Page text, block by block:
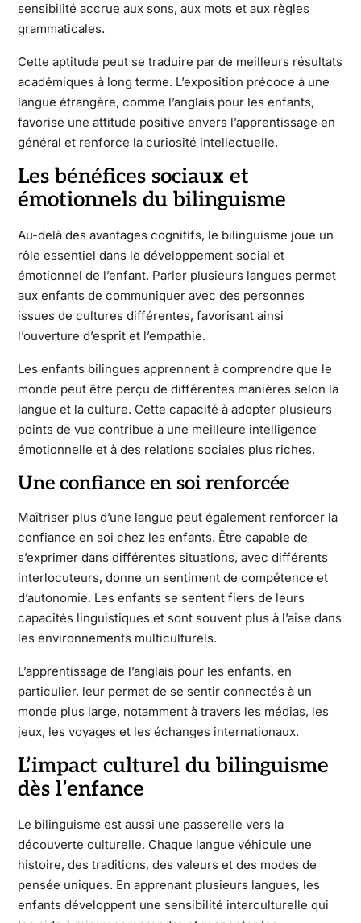
sensibilité accrue aux sons, aux mots et aux règles
grammaticales.
Cette aptitude peut se traduire par de meilleurs résultats
académiques à long terme. L’exposition précoce à une
langue étrangère, comme l’anglais pour les enfants,
favorise une attitude positive envers l’apprentissage en
général et renforce la curiosité intellectuelle.
Les bénéfices sociaux et
émotionnels du bilinguisme
Au-delà des avantages cognitifs, le bilinguisme joue un
rôle essentiel dans le développement social et
émotionnel de l’enfant. Parler plusieurs langues permet
aux enfants de communiquer avec des personnes
issues de cultures différentes, favorisant ainsi
l’ouverture d’esprit et l’empathie.
Les enfants bilingues apprennent à comprendre que le
monde peut être perçu de différentes manières selon la
langue et la culture. Cette capacité à adopter plusieurs
points de vue contribue à une meilleure intelligence
émotionnelle et à des relations sociales plus riches.
Une confiance en soi renforcée
Maîtriser plus d’une langue peut également renforcer la
confiance en soi chez les enfants. Être capable de
s’exprimer dans différentes situations, avec différents
interlocuteurs, donne un sentiment de compétence et
d’autonomie. Les enfants se sentent fiers de leurs
capacités linguistiques et sont souvent plus à l’aise dans
les environnements multiculturels.
L’apprentissage de l’anglais pour les enfants, en
particulier, leur permet de se sentir connectés à un
monde plus large, notamment à travers les médias, les
jeux, les voyages et les échanges internationaux.
L’impact culturel du bilinguisme
dès l’enfance
Le bilinguisme est aussi une passerelle vers la
découverte culturelle. Chaque langue véhicule une
histoire, des traditions, des valeurs et des modes de
pensée uniques. En apprenant plusieurs langues, les
enfants développent une sensibilité interculturelle qui